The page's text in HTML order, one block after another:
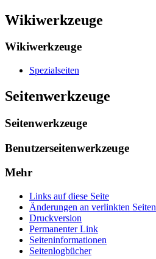
Wikiwerkzeuge
Wikiwerkzeuge
Spezialseiten
Seitenwerkzeuge
Seitenwerkzeuge
Benutzerseitenwerkzeuge
Mehr
Links auf diese Seite
Änderungen an verlinkten Seiten
Druckversion
Permanenter Link
Seiten­­informationen
Seitenlogbücher